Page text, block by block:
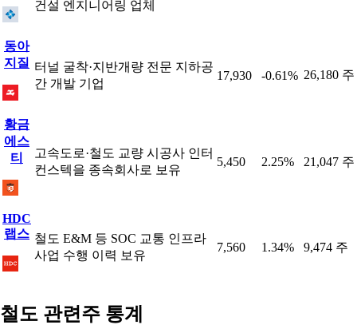
건설 엔지니어링 업체
동아
지질 터널 굴착·지반개량 전문 지하공
간 개발 기업
17,930 -0.61% 26,180 주
황금
에스
티
고속도로·철도 교량 시공사 인터
컨스텍을 종속회사로 보유
5,450 2.25% 21,047 주
HDC
랩스 철도 E&M 등 SOC 교통 인프라
사업 수행 이력 보유
7,560 1.34% 9,474 주
철도 관련주 통계